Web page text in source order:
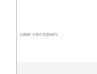
Daten sind indikativ